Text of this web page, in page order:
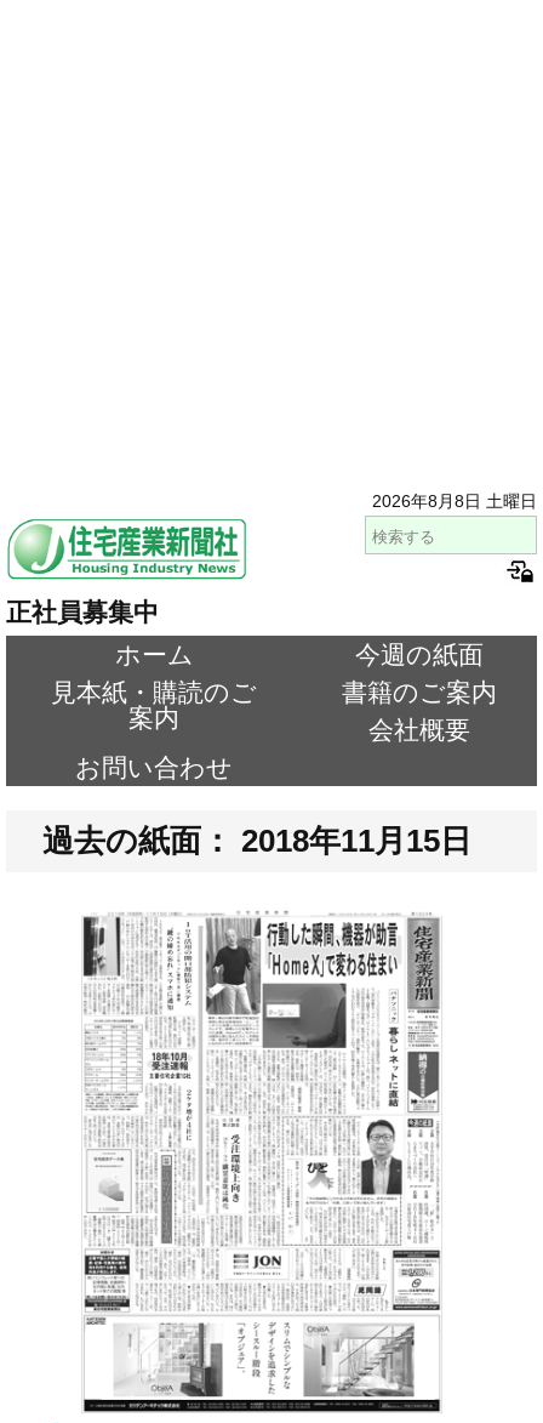
2026年8月8日 土曜日
正社員募集中
ホーム
今週の紙面
見本紙・購読のご
案内
書籍のご案内
会社概要
お問い合わせ
過去の紙面： 2018年11月15日